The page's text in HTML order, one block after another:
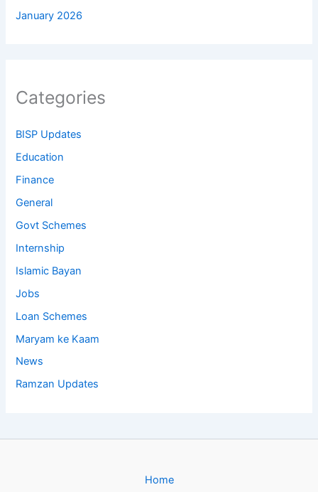
January 2026
Categories
BISP Updates
Education
Finance
General
Govt Schemes
Internship
Islamic Bayan
Jobs
Loan Schemes
Maryam ke Kaam
News
Ramzan Updates
Home